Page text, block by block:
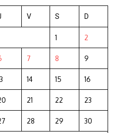
V S D
1 2
7 8 9
14 15 16
21 22 23
28 29 30